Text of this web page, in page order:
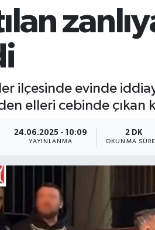
ilçesinde evinde
elleri cebinde çıkan
24.06.2025 - 10:09
YAYINLANMA
2 DK
OKUNMA